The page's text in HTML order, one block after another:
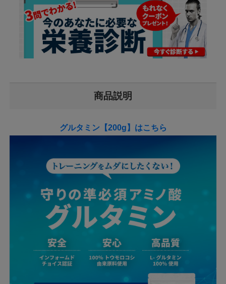
商品説明
グルタミン【200g】はこちら